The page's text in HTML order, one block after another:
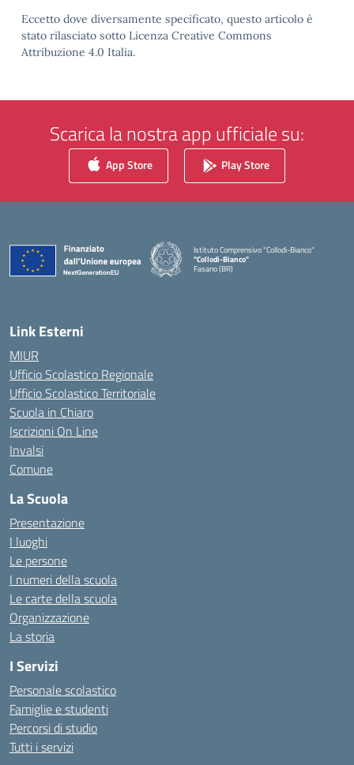
Eccetto dove diversamente specificato, questo articolo è
stato rilasciato sotto Licenza Creative Commons
Attribuzione 4.0 Italia.
Scarica la nostra app ufficiale su:
App Store Play Store
Istituto Comprensivo "Collodi-Bianco"
"Collodi-Bianco"
Fasano (BR)
Link Esterni
MIUR
Ufficio Scolastico Regionale
Ufficio Scolastico Territoriale
Scuola in Chiaro
Iscrizioni On Line
Invalsi
Comune
La Scuola
Presentazione
I luoghi
Le persone
I numeri della scuola
Le carte della scuola
Organizzazione
La storia
I Servizi
Personale scolastico
Famiglie e studenti
Percorsi di studio
Tutti i servizi